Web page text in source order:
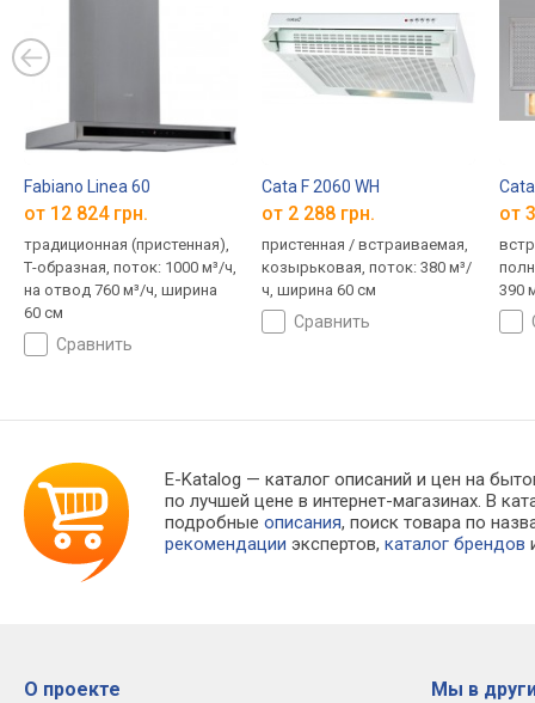
Fabiano Linea 60
от 12 824 грн.
традиционная (пристенная),
Т-образная, поток: 1000 м³/ч,
на отвод 760 м³/ч, ширина
60 см
сравнить
Cata F 2060 WH
от 2 288 грн.
пристенная / встраиваемая,
козырьковая, поток: 380 м³/
ч, ширина 60 см
сравнить
от
390
E-Katalog — каталог описаний и цен на
по лучшей цене в интернет-магазинах. В
подробныеописания, поиск товара по
рекомендации экспертов,каталог брендов
О проекте Мы в